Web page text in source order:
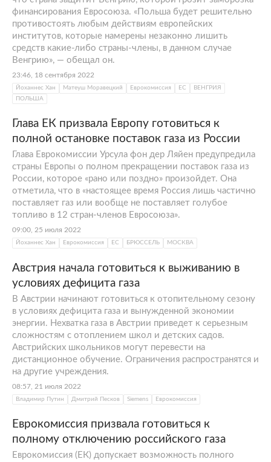
финансирования Евросоюза. «Польша будет решительно
противостоять любым действиям европейских
институтов, которые намерены незаконно лишить
средств какие-либо страны-члены, в данном случае
Венгрию», — обещал он.
23:46, 18 сентября 2022
Йоханнес Хан Матеуш Моравецкий Еврокомиссия ЕС
ВЕНГРИЯ
ПОЛЬША
Глава ЕК призвала Европу готовиться к
полной остановке поставок газа из России
Глава Еврокомиссии Урсула фон дер Ляйен предупредила
страны Европы о полном прекращении поставок газа из
России, которое «рано или поздно» произойдет. Она
отметила, что в «настоящее время Россия лишь частично
поставляет газ или вообще не поставляет голубое
топливо в 12 стран-членов Евросоюза».
09:00, 25 июля 2022
Йоханнес Хан Еврокомиссия ЕС БРЮССЕЛЬ МОСКВА
Австрия начала готовиться к выживанию в
условиях дефицита газа
В Австрии начинают готовиться к отопительному сезону
в условиях дефицита газа и вынужденной экономии
энергии. Нехватка газа в Австрии приведет к серьезным
сложностям с отоплением школ и детских садов.
Австрийских школьников могут перевести на
дистанционное обучение. Ограничения распространятся и
на другие учреждения.
08:57, 21 июля 2022
Владимир Путин Дмитрий Песков Siemens Еврокомиссия
Еврокомиссия призвала готовиться к
полному отключению российского газа
Еврокомиссия (ЕК) допускает возможность полного